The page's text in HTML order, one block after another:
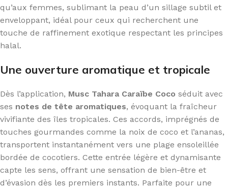
qu’aux femmes, sublimant la peau d’un sillage subtil et
enveloppant, idéal pour ceux qui recherchent une
touche de raffinement exotique respectant les principes
halal.
Une ouverture aromatique et tropicale
Dès l’application, Musc Tahara Caraïbe Coco séduit avec
ses notes de tête aromatiques, évoquant la fraîcheur
vivifiante des îles tropicales. Ces accords, imprégnés de
touches gourmandes comme la noix de coco et l’ananas,
transportent instantanément vers une plage ensoleillée
bordée de cocotiers. Cette entrée légère et dynamisante
capte les sens, offrant une sensation de bien-être et
d’évasion dès les premiers instants. Parfaite pour une